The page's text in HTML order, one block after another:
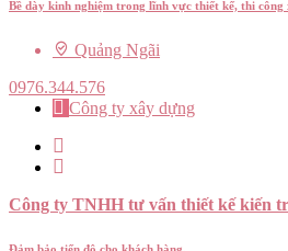
Bề dày kinh nghiệm trong lĩnh vực thiết kế, thi công
Quảng Ngãi
0976.344.576
Công ty xây dựng
Công ty TNHH tư vấn thiết kế kiến